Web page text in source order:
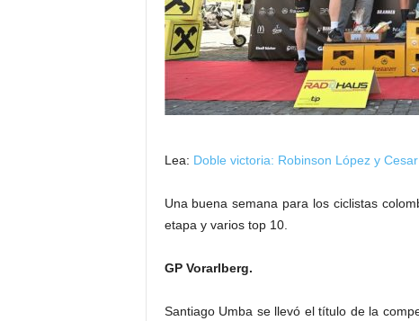
Lea: Doble victoria: Robinson López y
Una buena semana para los ciclistas
etapa y varios top 10.
GP Vorarlberg.
Santiago Umba se llevó el título de la